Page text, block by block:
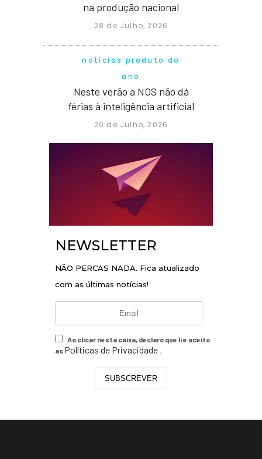
na produção nacional
28 de Julho, 2026
notícias produto do
ano
Neste verão a NOS não dá
férias à inteligência artificial
20 de Julho, 2026
NEWSLETTER
NÃO PERCAS NADA. Fica atualizado
com as últimas notícias!
Ao clicar nesta caixa, declaro que li e aceito
as Políticas de Privacidade
SUBSCREVER